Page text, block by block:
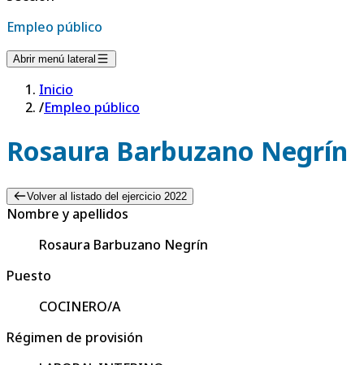
Empleo público
Abrir menú lateral
Inicio
/Empleo público
Rosaura Barbuzano Negrín
Volver al listado del ejercicio 2022
Nombre y apellidos
Rosaura Barbuzano Negrín
Puesto
COCINERO/A
Régimen de provisión